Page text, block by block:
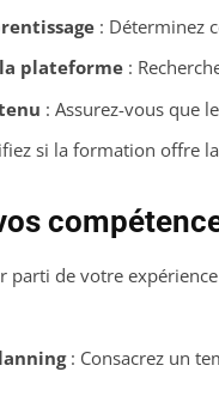
: Déterminez
plateforme:
: Assurez-vous que
si la formation offre
de votre
: Consacrez un